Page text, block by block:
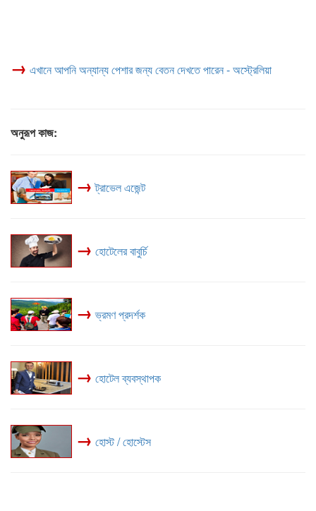
→ এখানে আপনি অন্যান্য পেশার জন্য বেতন দেখতে পারেন - অস্ট্রেলিয়া
অনুরূপ কাজ:
→ ট্রাভেল এজেন্ট
→ হোটেলের বাবুর্চি
→ ভ্রমণ প্রদর্শক
→ হোটেল ব্যবস্থাপক
→ হোস্ট / হোস্টেস